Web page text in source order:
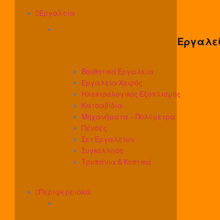
Εργαλεία
Βοηθητικά Εργαλεία
Εργαλεία Χειρός
Ηλεκτρολογικός Εξοπλισμός
Κατσαβίδια
Μηχανήματα - Πολύμετρα
Πένσες
Σετ Εργαλείων
Συγκόλληση
Τρυπάνια & Κοπτικά
Περιφερειακά